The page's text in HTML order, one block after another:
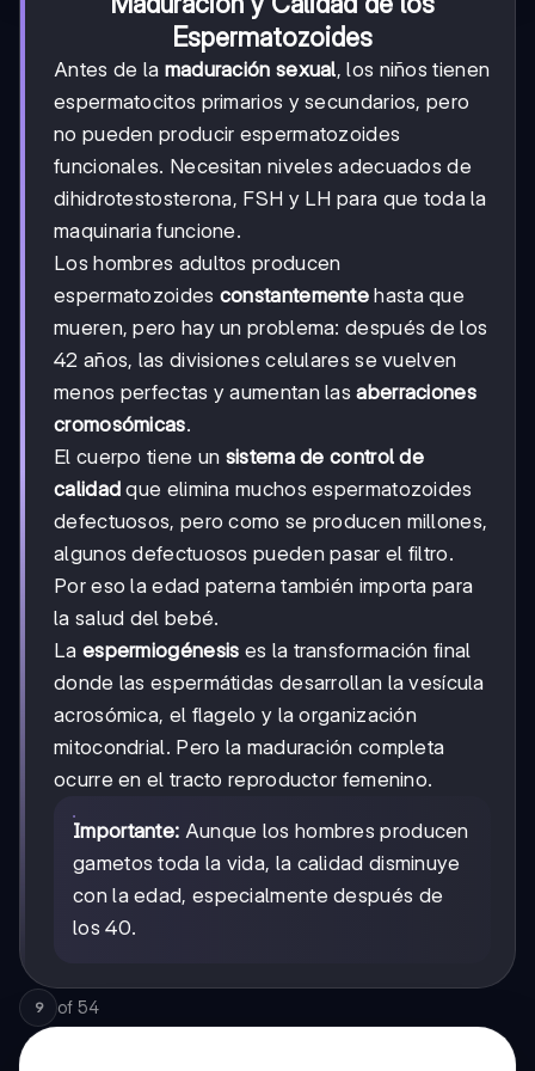
Espermatozoides
Antes de la maduración sexual, los niños tienen
espermatocitos primarios y secundarios, pero
no pueden producir espermatozoides
funcionales. Necesitan niveles adecuados de
dihidrotestosterona, FSH y LH para que toda la
maquinaria funcione.
Los hombres adultos producen
espermatozoides constantemente hasta que
mueren, pero hay un problema: después de los
42 años, las divisiones celulares se vuelven
menos perfectas y aumentan lasaberraciones
cromosómicas.
El cuerpo tiene un sistema de control de
calidad que elimina muchos espermatozoides
defectuosos, pero como se producen millones,
algunos defectuosos pueden pasar el filtro.
Por eso la edad paterna también importa para
la salud del bebé.
La espermiogénesis es la transformación final
donde las espermátidas desarrollan la vesícula
acrosómica, el flagelo y la organización
mitocondrial. Pero la maduración completa
ocurre en el tracto reproductor femenino.
Importante: Aunque los hombres producen
gametos toda la vida, la calidad disminuye
con la edad, especialmente después de
los 40.
9 of 54